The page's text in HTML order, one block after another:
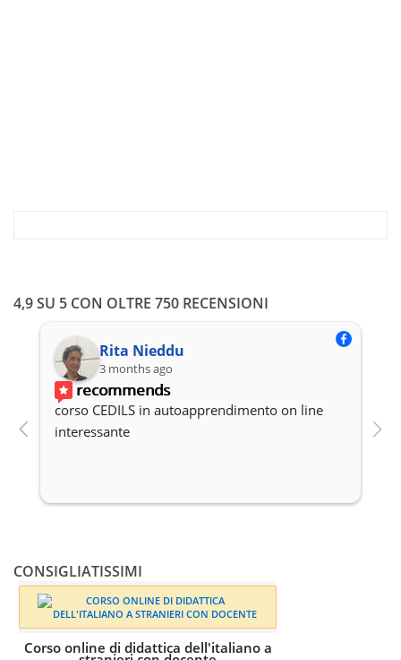
4,9 SU 5 CON OLTRE 750 RECENSIONI
Rita Nieddu
3 months ago
recommends
corso CEDILS in autoapprendimento on line
interessante
CONSIGLIATISSIMI